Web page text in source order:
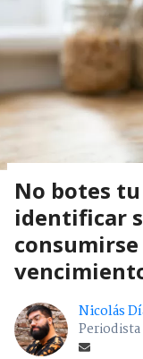
No botes
identificar
Nicolás